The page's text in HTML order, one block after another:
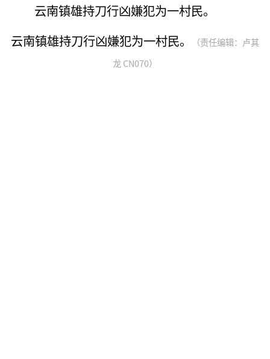
云南镇雄持刀行凶嫌犯为一村民。
云南镇雄持刀行凶嫌犯为一村民。
（责任编辑：卢其
龙 CN070）